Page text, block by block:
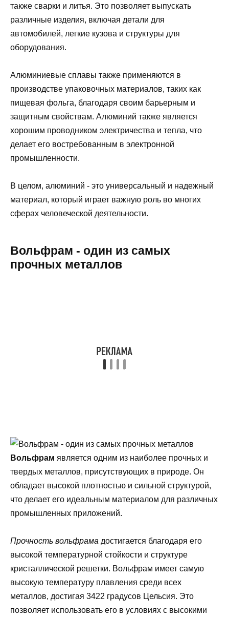
также сварки и литья. Это позволяет выпускать
различные изделия, включая детали для
автомобилей, легкие кузова и структуры для
оборудования.
Алюминиевые сплавы также применяются в
производстве упаковочных материалов, таких как
пищевая фольга, благодаря своим барьерным и
защитным свойствам. Алюминий также является
хорошим проводником электричества и тепла, что
делает его востребованным в электронной
промышленности.
В целом, алюминий - это универсальный и надежный
материал, который играет важную роль во многих
сферах человеческой деятельности.
Вольфрам - один из самых
прочных металлов
Вольфрам является одним из наиболее прочных и
твердых металлов, присутствующих в природе. Он
обладает высокой плотностью и сильной структурой,
что делает его идеальным материалом для различных
промышленных приложений.
Прочность вольфрама достигается благодаря его
высокой температурной стойкости и структуре
кристаллической решетки. Вольфрам имеет самую
высокую температуру плавления среди всех
металлов, достигая 3422 градусов Цельсия. Это
позволяет использовать его в условиях с высокими